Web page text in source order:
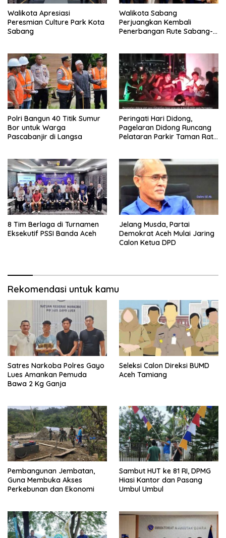
Walikota Apresiasi
Peresmian Culture Park Kota
Sabang
Walikota Sabang
Perjuangkan Kembali
Penerbangan Rute Sabang-
Polri Bangun 40 Titik Sumur
Bor untuk Warga
Pascabanjir di Langsa
Peringati Hari Didong,
Pagelaran Didong Runcang
Pelataran Parkir Taman Ratu
8 Tim Berlaga di Turnamen
Eksekutif PSSI Banda Aceh
Jelang Musda, Partai
Demokrat Aceh Mulai Jaring
Calon Ketua DPD
Rekomendasi untuk kamu
Satres Narkoba Polres Gayo
Lues Amankan Pemuda
Bawa 2 Kg Ganja
Seleksi Calon Direksi BUMD
Aceh Tamiang
Pembangunan Jembatan,
Guna Membuka Akses
Perkebunan dan Ekonomi
Sambut HUT ke 81 RI, DPMG
Hiasi Kantor dan Pasang
Umbul Umbul